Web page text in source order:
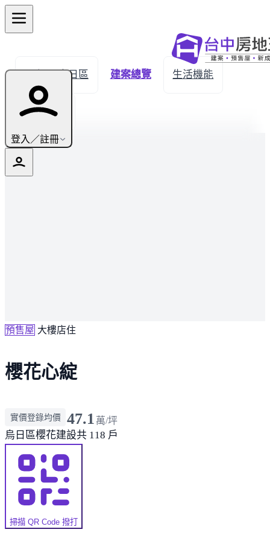
登入／註冊
← 返回烏日區 建案總覽 生活機能
實價登錄
預售屋 大樓店住
櫻花心綻
實價登錄均價 47.1 萬/坪
烏日區櫻花建設共 118 戶
掃描 QR Code 撥打